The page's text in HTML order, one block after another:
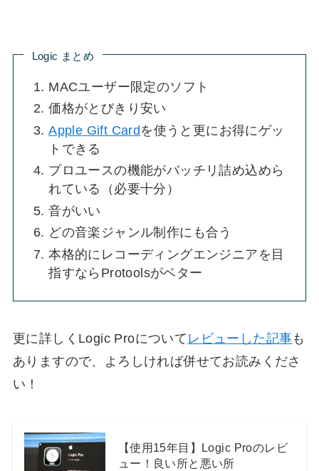
Logic まとめ
MACユーザー限定のソフト
価格がとびきり安い
Apple Gift Cardを使うと更にお得にゲッ
トできる
プロユースの機能がバッチリ詰め込めら
れている（必要十分）
音がいい
どの音楽ジャンル制作にも合う
本格的にレコーディングエンジニアを目
指すならProtoolsがベター
更に詳しくLogic Proについて レビューした記事も
ありますので、よろしければ併せてお読みくださ
い！
【使用15年目】Logic Proのレビ
ュー！良い所と悪い所